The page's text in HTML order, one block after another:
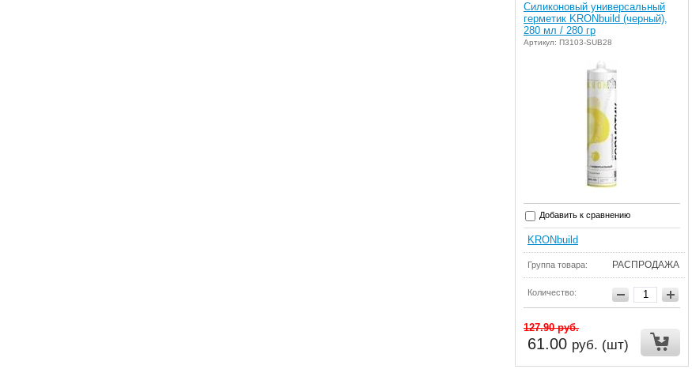
Силиконовый универсальный
герметик KRONbuild (черный),
280 мл / 280 гр
Артикул: П3103-SUB28
Добавить к сравнению
KRONbuild
Группа товара: РАСПРОДАЖА
Количество:
127.90руб.
61.00 руб. (шт)